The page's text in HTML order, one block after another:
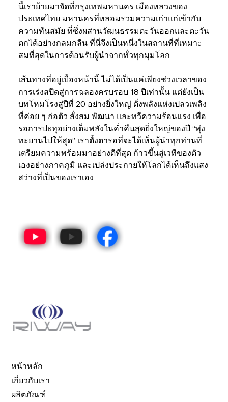
นี้เราย้ายมาจัดที่กรุงเทพมหานคร เมืองหลวงของ
ประเทศไทย มหานครที่หลอมรวมความเก่าแก่เข้ากับ
ความทันสมัย ที่ซึ่งผสานวัฒนธรรมตะวันออกและตะวัน
ตกได้อย่างกลมกลืน ที่นี่จึงเป็นหนึ่งในสถานที่ที่เหมาะ
สมที่สุดในการต้อนรับผู้นำจากทั่วทุกมุมโลก
เส้นทางที่อยู่เบื้องหน้านี้ ไม่ได้เป็นแค่เพียงช่วงเวลาของ
การเร่งสปีดสู่การฉลองครบรอบ 18 ปีเท่านั้น แต่ยังเป็น
บทโหมโรงสู่ปีที่ 20 อย่างยิ่งใหญ่ ดั่งพลังแห่งเปลวเพลิง
ที่ค่อย ๆ ก่อตัว สั่งสม พัฒนา และทวีความร้อนแรง เพื่อ
รอการปะทุอย่างเต็มพลังในค่ำคืนสุดยิ่งใหญ่ของปี “พุ่ง
ทะยานไปให้สุด” เราตั้งตารอที่จะได้เห็นผู้นำทุกท่านที่
เตรียมความพร้อมมาอย่างดีที่สุด ก้าวขึ้นสู่เวทีของตัว
เองอย่างภาคภูมิ และเปล่งประกายให้โลกได้เห็นถึงแสง
สว่างที่เป็นของเราเอง
หน้าหลัก
เกี่ยวกับเรา
ผลิตภัณฑ์